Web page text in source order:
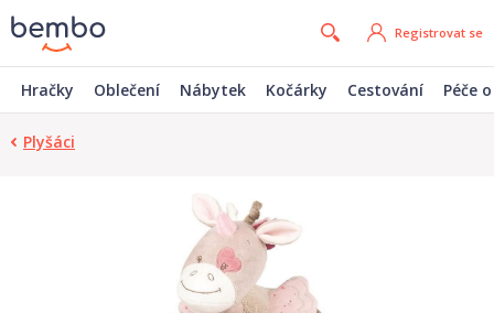
Registrovat se
Hračky Oblečení Nábytek Kočárky Cestování Péče
Plyšáci